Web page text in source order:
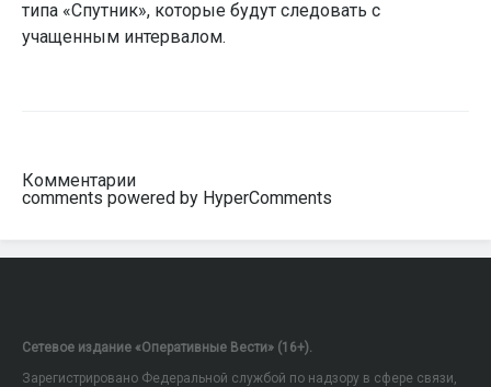
типа «Спутник», которые будут следовать с
учащенным интервалом.
Комментарии
comments powered by HyperComments
Сетевое издание «Оперативные Вести» (16+).
Зарегистрировано Федеральной службой по надзору в сфере связи,